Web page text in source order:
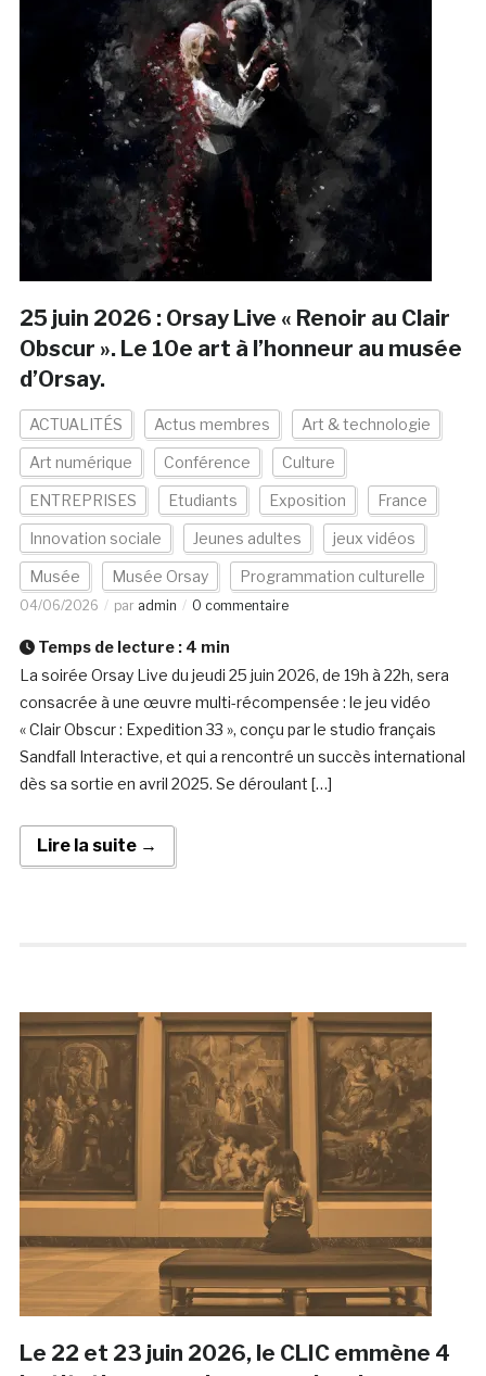
25 juin 2026 : Orsay Live « Renoir au Clair
Obscur ». Le 10e art à l’honneur au musée
d’Orsay.
ACTUALITÉS Actus membres Art & technologie
Art numérique Conférence Culture
ENTREPRISES Etudiants Exposition France
Innovation sociale Jeunes adultes jeux vidéos
Musée Musée Orsay Programmation culturelle
04/06/2026 par admin 0 commentaire
Temps de lecture : 4 min
La soirée Orsay Live du jeudi 25 juin 2026, de 19h à 22h, sera
consacrée à une œuvre multi-récompensée : le jeu vidéo
« Clair Obscur : Expedition 33 », conçu par le studio français
Sandfall Interactive, et qui a rencontré un succès international
dès sa sortie en avril 2025. Se déroulant […]
Lire la suite →
Le 22 et 23 juin 2026, le CLIC emmène 4